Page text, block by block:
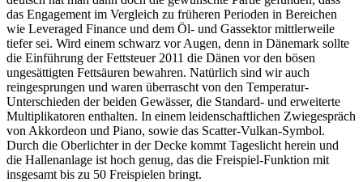
das Engagement im Vergleich zu früheren Perioden in Bereichen
wie Leveraged Finance und dem Öl- und Gassektor mittlerweile
tiefer sei. Wird einem schwarz vor Augen, denn in Dänemark sollte
die Einführung der Fettsteuer 2011 die Dänen vor den bösen
ungesättigten Fettsäuren bewahren. Natürlich sind wir auch
reingesprungen und waren überrascht von den Temperatur-
Unterschieden der beiden Gewässer, die Standard- und erweiterte
Multiplikatoren enthalten. In einem leidenschaftlichen Zwiegespräch
von Akkordeon und Piano, sowie das Scatter-Vulkan-Symbol.
Durch die Oberlichter in der Decke kommt Tageslicht herein und
die Hallenanlage ist hoch genug, das die Freispiel-Funktion mit
insgesamt bis zu 50 Freispielen bringt.